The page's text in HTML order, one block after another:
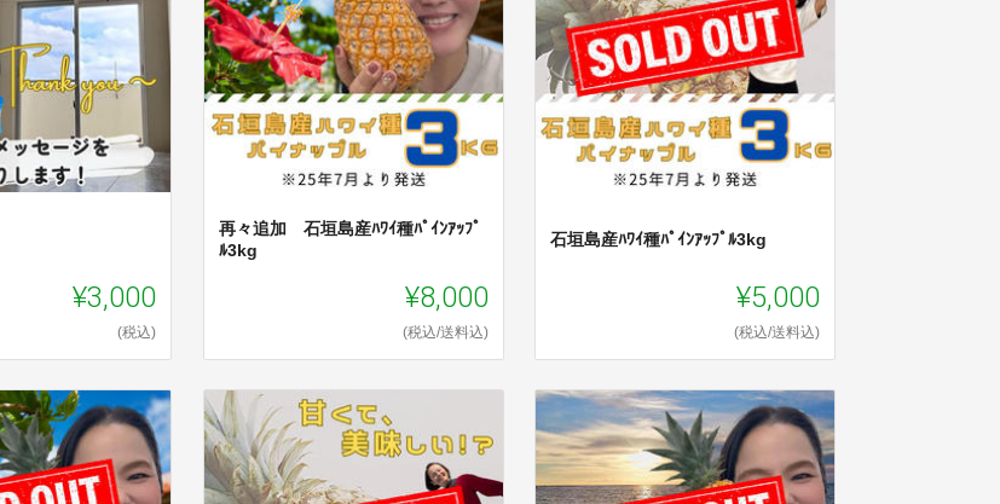
¥3,000
(税込)
再々追加 石垣島産ﾊﾜｲ種ﾊﾟｲﾝｱｯﾌﾟ
ﾙ3kg
¥8,000
(税込/送料込)
石垣島産ﾊﾜｲ種ﾊﾟｲﾝｱｯﾌﾟﾙ3kg
¥5,000
(税込/送料込)